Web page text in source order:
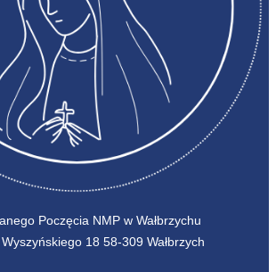
Poczęcia NMP w Wałbrzychu
18 58-309 Wałbrzych